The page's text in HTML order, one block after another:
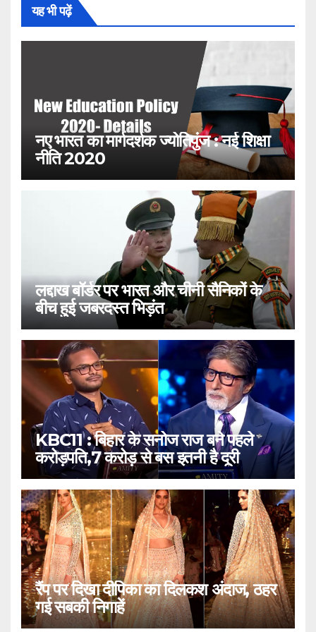
यह भी पढ़ें
नए भारत का मार्गदर्शक ज्योतिपुंज : नई शिक्षा
नीति 2020
लद्दाख बॉर्डर पर भारत और चीनी सैनिकों के
बीच हुई जबरदस्त भिड़ंत
KBC11 : बिहार के सनोज राज बने पहले
करोड़पति,7 करोड़ से बस इतनी है दूरी
रैंप पर दिखा दीपिका का दिलकश अंदाज, ठहर
गई सबकी निगाहें